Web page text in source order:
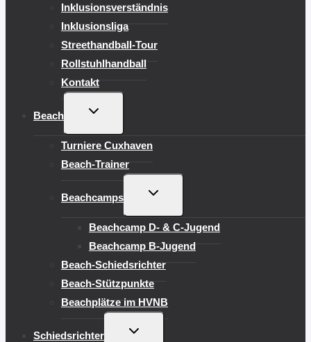
Inklusionsverständnis
Inklusionsliga
Streethandball-Tour
Rollstuhlhandball
Kontakt
Beach
UNTERMENÜ
Turniere Cuxhaven
Beach-Trainer
Beachcamps
UNTERMENÜ
Beachcamp D- & C-Jugend
Beachcamp B-Jugend
Beach-Schiedsrichter
Beach-Stützpunkte
Beachplätze im HVNB
Schiedsrichter
UNTERMENÜ